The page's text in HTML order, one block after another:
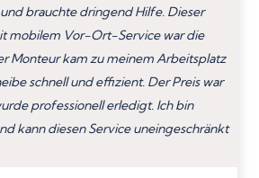
brauchte dringend Hilfe. Dieser
mobilem Vor-Ort-Service war die
Monteur kam zu meinem Arbeitsplatz
schnell und effizient. Der Preis war
professionell erledigt. Ich bin
kann diesen Service uneingeschränkt